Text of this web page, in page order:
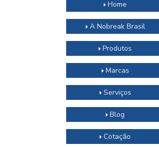
Home
A Nobreak Brasil
Produtos
Marcas
Serviços
Blog
Cotação